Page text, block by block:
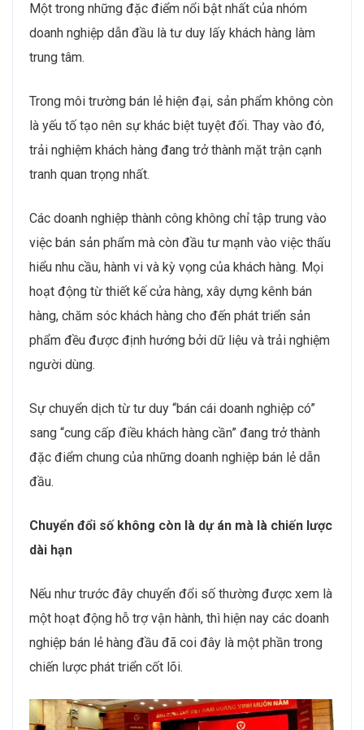
Một trong những đặc điểm nổi bật nhất của nhóm
doanh nghiệp dẫn đầu là tư duy lấy khách hàng làm
trung tâm.
Trong môi trường bán lẻ hiện đại, sản phẩm không còn
là yếu tố tạo nên sự khác biệt tuyệt đối. Thay vào đó,
trải nghiệm khách hàng đang trở thành mặt trận cạnh
tranh quan trọng nhất.
Các doanh nghiệp thành công không chỉ tập trung vào
việc bán sản phẩm mà còn đầu tư mạnh vào việc thấu
hiểu nhu cầu, hành vi và kỳ vọng của khách hàng. Mọi
hoạt động từ thiết kế cửa hàng, xây dựng kênh bán
hàng, chăm sóc khách hàng cho đến phát triển sản
phẩm đều được định hướng bởi dữ liệu và trải nghiệm
người dùng.
Sự chuyển dịch từ tư duy “bán cái doanh nghiệp có”
sang “cung cấp điều khách hàng cần” đang trở thành
đặc điểm chung của những doanh nghiệp bán lẻ dẫn
đầu.
Chuyển đổi số không còn là dự án mà là chiến lược
dài hạn
Nếu như trước đây chuyển đổi số thường được xem là
một hoạt động hỗ trợ vận hành, thì hiện nay các doanh
nghiệp bán lẻ hàng đầu đã coi đây là một phần trong
chiến lược phát triển cốt lõi.